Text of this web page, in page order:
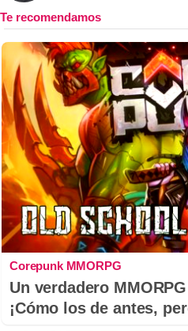
Corepunk MMORPG
Un verdadero
¡Cómo los de antes,